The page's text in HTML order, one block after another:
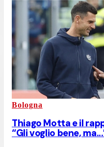
Bologna
Thiago Motta e il
“Gli voglio bene,